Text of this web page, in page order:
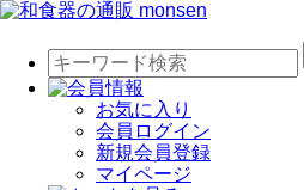
お気に入り
会員ログイン
新規会員登録
マイページ